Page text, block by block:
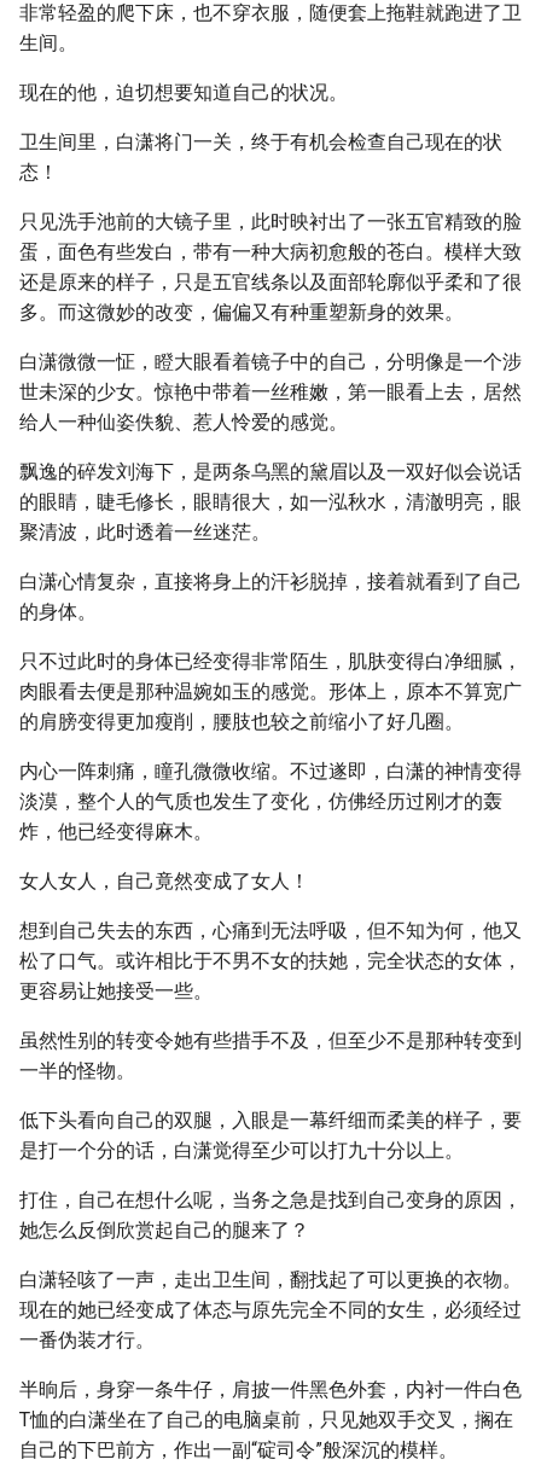
非常轻盈的爬下床，也不穿衣服，随便套上拖鞋就跑进了卫
生间。
现在的他，迫切想要知道自己的状况。
卫生间里，白潇将门一关，终于有机会检查自己现在的状
态！
只见洗手池前的大镜子里，此时映衬出了一张五官精致的脸
蛋，面色有些发白，带有一种大病初愈般的苍白。模样大致
还是原来的样子，只是五官线条以及面部轮廓似乎柔和了很
多。而这微妙的改变，偏偏又有种重塑新身的效果。
白潇微微一怔，瞪大眼看着镜子中的自己，分明像是一个涉
世未深的少女。惊艳中带着一丝稚嫩，第一眼看上去，居然
给人一种仙姿佚貌、惹人怜爱的感觉。
飘逸的碎发刘海下，是两条乌黑的黛眉以及一双好似会说话
的眼睛，睫毛修长，眼睛很大，如一泓秋水，清澈明亮，眼
聚清波，此时透着一丝迷茫。
白潇心情复杂，直接将身上的汗衫脱掉，接着就看到了自己
的身体。
只不过此时的身体已经变得非常陌生，肌肤变得白净细腻，
肉眼看去便是那种温婉如玉的感觉。形体上，原本不算宽广
的肩膀变得更加瘦削，腰肢也较之前缩小了好几圈。
内心一阵刺痛，瞳孔微微收缩。不过遂即，白潇的神情变得
淡漠，整个人的气质也发生了变化，仿佛经历过刚才的轰
炸，他已经变得麻木。
女人女人，自己竟然变成了女人！
想到自己失去的东西，心痛到无法呼吸，但不知为何，他又
松了口气。或许相比于不男不女的扶她，完全状态的女体，
更容易让她接受一些。
虽然性别的转变令她有些措手不及，但至少不是那种转变到
一半的怪物。
低下头看向自己的双腿，入眼是一幕纤细而柔美的样子，要
是打一个分的话，白潇觉得至少可以打九十分以上。
打住，自己在想什么呢，当务之急是找到自己变身的原因，
她怎么反倒欣赏起自己的腿来了？
白潇轻咳了一声，走出卫生间，翻找起了可以更换的衣物。
现在的她已经变成了体态与原先完全不同的女生，必须经过
一番伪装才行。
半晌后，身穿一条牛仔，肩披一件黑色外套，内衬一件白色
T恤的白潇坐在了自己的电脑桌前，只见她双手交叉，搁在
自己的下巴前方，作出一副“碇司令”般深沉的模样。